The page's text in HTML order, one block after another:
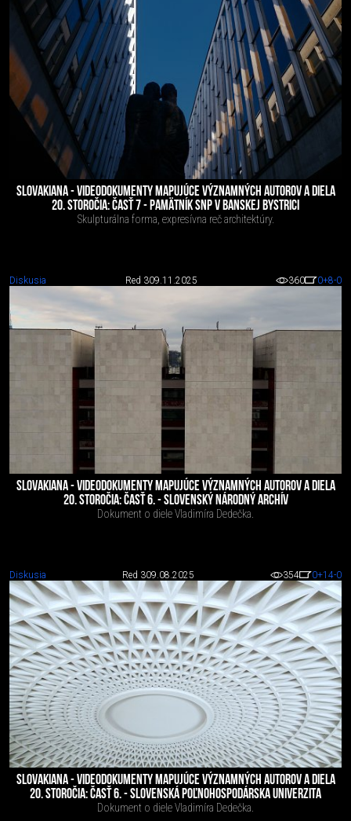
SLOVAKIANA - VIDEODOKUMENTY MAPUJÚCE VÝZNAMNÝCH AUTOROV A DIELA
20. STOROČIA: ČASŤ 7 - PAMÄTNÍK SNP V BANSKEJ BYSTRICI
Skulpturálna forma, expresívna reč architektúry.
Diskusia Red 309.11.2025 360 0+8-0
SLOVAKIANA - VIDEODOKUMENTY MAPUJÚCE VÝZNAMNÝCH AUTOROV A DIELA
20. STOROČIA: ČASŤ 6. - SLOVENSKÝ NÁRODNÝ ARCHÍV
Dokument o diele Vladimíra Dedečka.
Diskusia Red 309.08.2025 354 0+14-0
SLOVAKIANA - VIDEODOKUMENTY MAPUJÚCE VÝZNAMNÝCH AUTOROV A DIELA
20. STOROČIA: ČASŤ 6. - SLOVENSKÁ POĽNOHOSPODÁRSKA UNIVERZITA
Dokument o diele Vladimíra Dedečka.